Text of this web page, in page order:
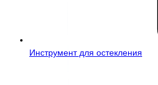
Инструмент для остекления